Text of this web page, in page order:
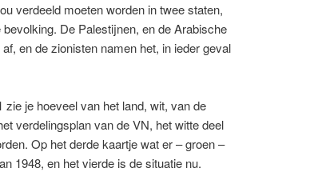
verdeeld moeten worden in twee staten,
De Palestijnen, en de Arabische
en de zionisten namen het, in ieder geval
je hoeveel van het land, wit, van de
verdelingsplan van de VN, het witte deel
Op het derde kaartje wat er – groen –
1948, en het vierde is de situatie nu.